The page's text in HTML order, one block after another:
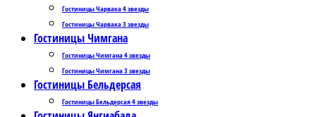
Гостиницы Чарвака 4 звезды
Гостиницы Чарвака 3 звезды
Гостиницы Чимгана
Гостиницы Чимгана 4 звезды
Гостиницы Чимгана 3 звезды
Гостиницы Бельдерсая
Гостиницы Бельдерсая 4 звезды